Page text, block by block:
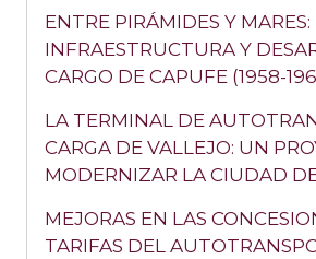
ENTRE PIRÁMIDES Y MARES:
INFRAESTRUCTURA Y
CARGO DE CAPUFE (1958-
LA TERMINAL DE
CARGA DE VALLEJO: UN
MODERNIZAR LA CIUDAD
MEJORAS EN LAS
TARIFAS DEL